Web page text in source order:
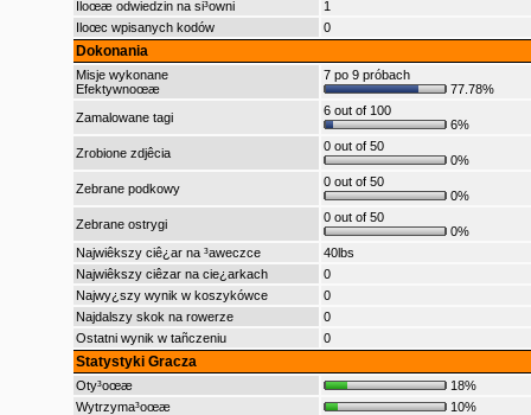
Iloœæ odwiedzin na si³owni
1
Iloœc wpisanych kodów
0
Dokonania
Misje wykonane
Efektywnoœæ
7 po 9 próbach
77.78%
Zamalowane tagi
6 out of 100
6%
Zrobione zdjêcia
0 out of 50
0%
Zebrane podkowy
0 out of 50
0%
Zebrane ostrygi
0 out of 50
0%
Najwiêkszy ciê¿ar na ³aweczce
40lbs
Najwiêkszy ciêzar na cie¿arkach
0
Najwy¿szy wynik w koszykówce
0
Najdalszy skok na rowerze
0
Ostatni wynik w tañczeniu
0
Statystyki Gracza
Oty³oœæ
18%
Wytrzyma³oœæ
10%